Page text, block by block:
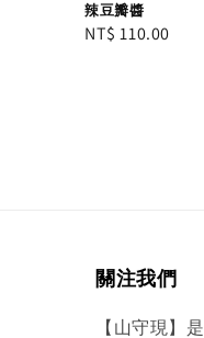
辣豆瓣醬
Regular
NT$ 110.00
關注我們
【山守現】